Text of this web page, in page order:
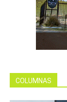
COLUMNAS